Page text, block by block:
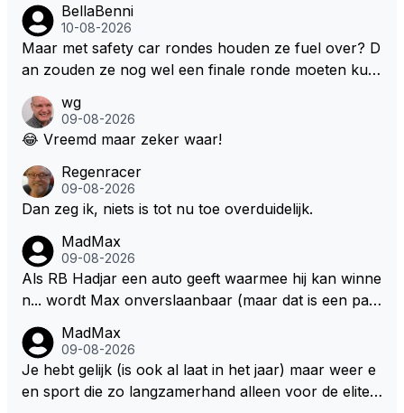
erademing was. Dit zou in de F1 bij elke race moeten
zijn. Stel de auto's worden zoals ik omschreef en M
ax kan helemaal los gaan met zijn talenten, dan zie i
en na het volgende kontrakt.
BellaBenni
10-08-2026
Maar met safety car rondes houden ze fuel over? D
an zouden ze nog wel een finale ronde moeten kun
wg
09-08-2026
😂 Vreemd maar zeker waar!
Regenracer
09-08-2026
Dan zeg ik, niets is tot nu toe overduidelijk.
MadMax
09-08-2026
Als RB Hadjar een auto geeft waarmee hij kan winne
n... wordt Max onverslaanbaar (maar dat is een par
MadMax
09-08-2026
Je hebt gelijk (is ook al laat in het jaar) maar weer e
en sport die zo langzamerhand alleen voor de elite t